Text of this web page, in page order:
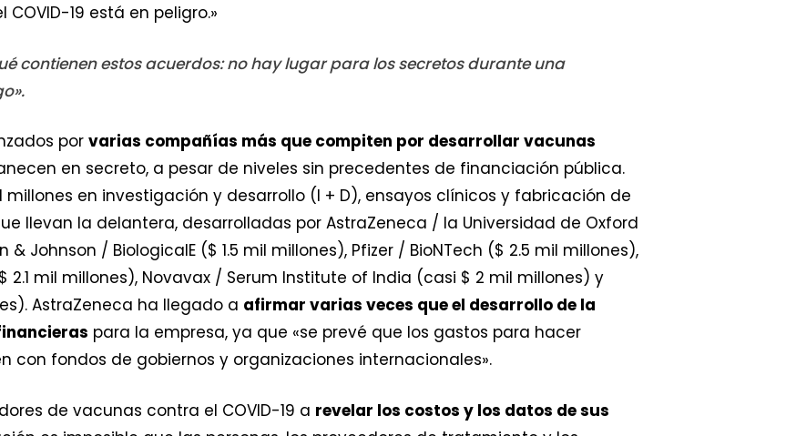
COVID-19 está en peligro.»
contienen estos acuerdos: no hay lugar para los secretos durante una
por varias compañías más que compiten por desarrollar vacunas
en secreto, a pesar de niveles sin precedentes de financiación pública.
millones en investigación y desarrollo (I + D), ensayos clínicos y fabricación de
llevan la delantera, desarrolladas por AstraZeneca / la Universidad de Oxford
& Johnson / BiologicalE ($ 1.5 mil millones), Pfizer / BioNTech ($ 2.5 mil millones),
2.1 mil millones), Novavax / Serum Institute of India (casi $ 2 mil millones) y
AstraZeneca ha llegado a afirmar varias veces que el desarrollo de la
para la empresa, ya que «se prevé que los gastos para hacer
con fondos de gobiernos y organizaciones internacionales».
de vacunas contra el COVID-19 a revelar los costos y los datos de sus